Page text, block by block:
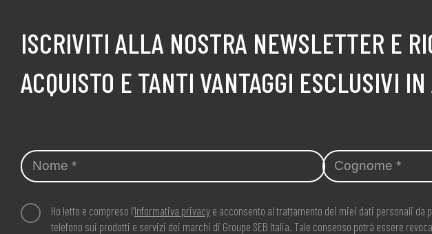
ISCRIVITI ALLA NOSTRA NEWSLETTER E
ACQUISTO E TANTI VANTAGGI ESCLUSIVI
Ho letto e compreso l’Informativa privacy e acconsento al trattamento dei miei dati personali da
telefono sui prodotti e servizi dei marchi di Groupe SEB Italia. Tale consenso potrà essere